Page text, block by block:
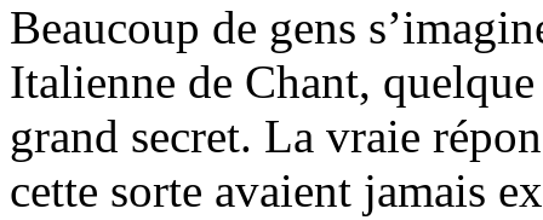
Beaucoup de gens
Italienne de Chant,
grand secret. La vraie
cette sorte avaient jamais